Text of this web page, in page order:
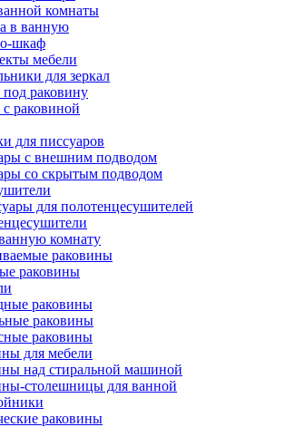
комнаты
в ванную
шкаф
мебели
для зеркал
раковину
раковиной
для писсуаров
с внешним подводом
со скрытым подводом
для полотенцесушителей
комнату
раковины
раковины
раковины
раковины
раковины
для мебели
над стиральной машиной
столешницы для ванной
раковины